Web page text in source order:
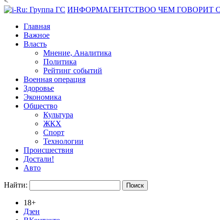
ИНФОРМАГЕНТСТВОО ЧЕМ ГОВОРИТ
Главная
Важное
Власть
Мнение, Аналитика
Политика
Рейтинг событий
Военная операция
Здоровье
Экономика
Общество
Культура
ЖКХ
Спорт
Технологии
Происшествия
Достали!
Авто
Найти:
18+
Дзен